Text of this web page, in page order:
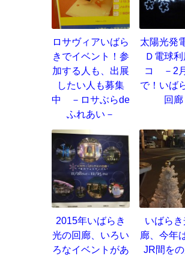
ロサヴィアいばら
きでイベント！参
加する人も、出展
したい人も募集
中 －ロサぶらde
ふれあい－
太陽光発
Ｄ電球
コ －2
で！いば
回廊
2015年いばらき
光の回廊、いろい
ろなイベントがあ
いばらき
廊、今年
JR間を